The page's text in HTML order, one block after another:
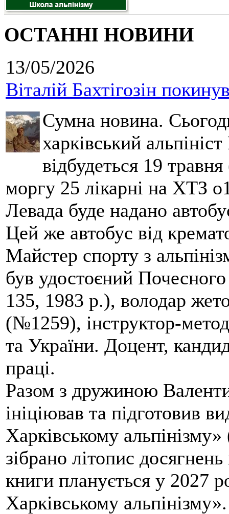
ОСТАННІ НОВИНИ
13/05/2026
Віталій Бахтігозін
Сумна новина.
харківський
відбудеться 19
моргу 25 лікарні на ХТЗ
Левада буде надано
Цей же автобус від
Майстер спорту з
був удостоєний
135, 1983 р.), володар
(№1259), інструктор-
та України. Доцент,
праці.
Разом з дружиною
ініціював та підготовив
Харківському
зібрано літопис
книги планується у 2027
Харківському альпінізму».